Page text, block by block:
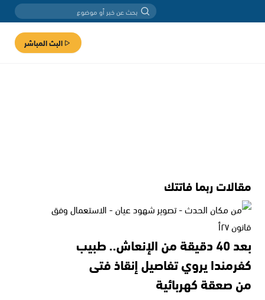
البث المباشر
مقالات ربما فاتتك
بعد 40 دقيقة من الإنعاش.. طبيب
كفرمندا يروي تفاصيل إنقاذ فتى
من صعقة كهربائية